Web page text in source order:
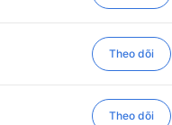
Theo dõi
Theo dõi